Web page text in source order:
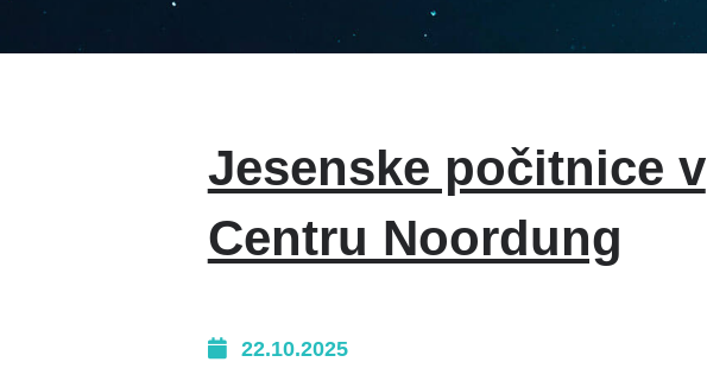
Jesenske počitnice v
Centru Noordung
22.10.2025